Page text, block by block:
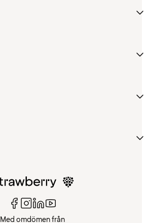
Med omdömen från